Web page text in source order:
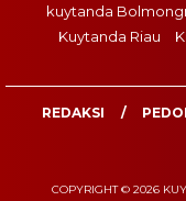
kuytanda
Kuytanda Riau
REDAKSI
COPYRIGHT © 2026